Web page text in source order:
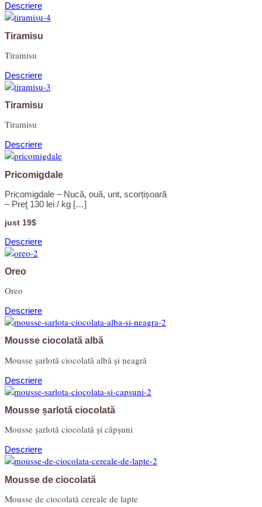
Descriere
Tiramisu
Tiramisu
Descriere
Tiramisu
Tiramisu
Descriere
Pricomigdale
Pricomigdale – Nucă, ouă, unt, scorțișoară
– Preţ 130 lei / kg […]
just 19$
Descriere
Oreo
Oreo
Descriere
Mousse ciocolată albă
Mousse șarlotă ciocolată albă și neagră
Descriere
Mousse șarlotă ciocolată
Mousse șarlotă ciocolată și căpșuni
Descriere
Mousse de ciocolată
Mousse de ciocolată cereale de lapte